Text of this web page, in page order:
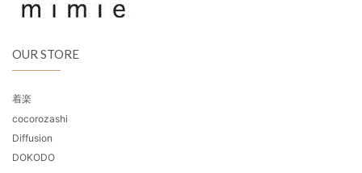
OUR STORE
着楽
cocorozashi
Diffusion
DOKODO